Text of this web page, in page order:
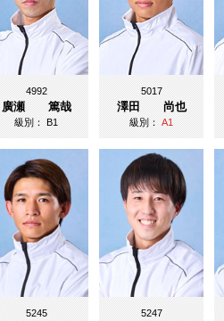
4992
廣瀬 篤哉
級別：B1
5017
澤田 尚也
級別：A1
5245 5247